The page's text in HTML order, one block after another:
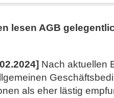
lesen AGB
Nach aktuellen
als eher lästig